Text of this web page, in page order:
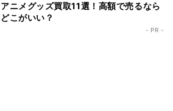
アニメグッズ買取11選！高額で売るなら
どこがいい？
- PR -